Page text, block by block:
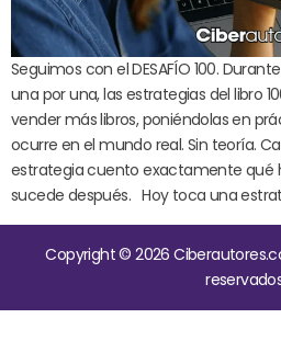
Seguimos con el DESAFÍO 100.
una por una, las estrategias del libro
vender más libros, poniéndolas en
ocurre en el mundo real. Sin teoría.
estrategia cuento exactamente qué
sucede después. Hoy toca una
Copyright © 2026